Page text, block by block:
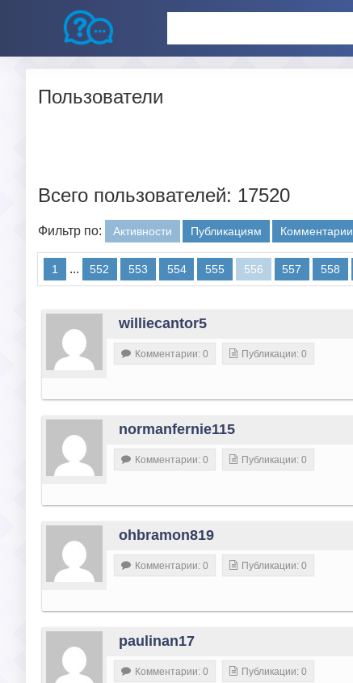
Пользователи
Всего пользователей: 17520
Фильтр по: Активности Публикациям Комментарии
1 ... 552 553 554 555 556 557 558
williecantor5
Комментарии: 0 Публикации: 0
normanfernie115
Комментарии: 0 Публикации: 0
ohbramon819
Комментарии: 0 Публикации: 0
paulinan17
Комментарии: 0 Публикации: 0